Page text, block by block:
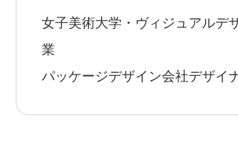
女子美術大学・ヴィジュアルデ
業
パッケージデザイン会社デザイ